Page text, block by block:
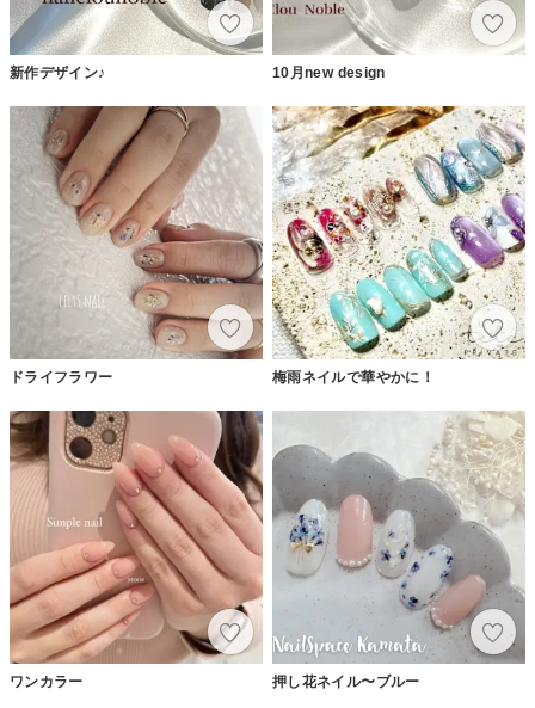
新作デザイン♪ 10月new design
ドライフラワー 梅雨ネイルで華やかに！
ワンカラー 押し花ネイル〜ブルー